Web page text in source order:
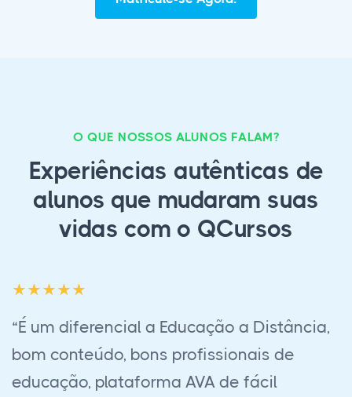
O QUE NOSSOS ALUNOS FALAM?
Experiências autênticas de
alunos que mudaram suas
vidas com o QCursos
“Realizei o curso de Guia de Turismo
Nacional e Regional, e pelo período que
realizei, todas as dúvidas que tinha, não